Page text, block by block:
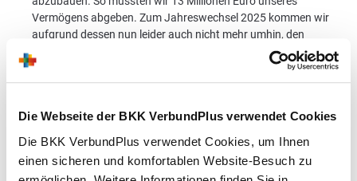
Die Webseite der BKK VerbundPlus verwendet Cookies
Die BKK VerbundPlus verwendet Cookies, um Ihnen
einen sicheren und komfortablen Website-Besuch zu
Vermögens abgeben. Zum Jahreswechsel 2025 kommen wir
aufgrund dessen nun leider auch nicht mehr umhin, den
Entwicklung dennoch bestmöglich für ihre